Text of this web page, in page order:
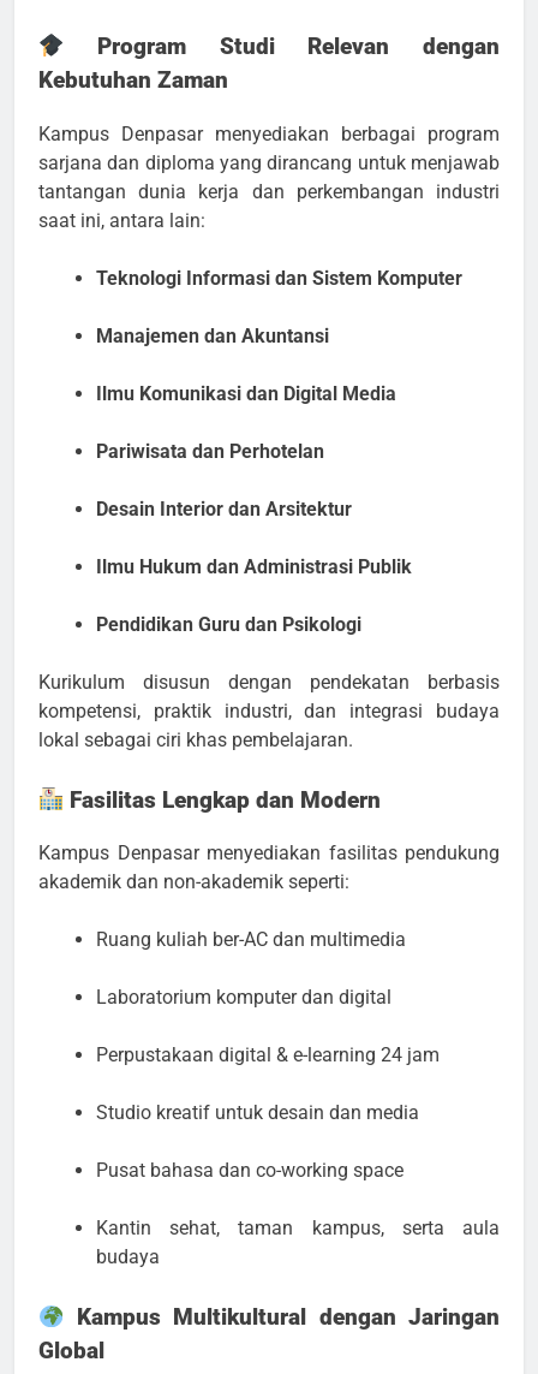
Program Studi Relevan dengan
Kebutuhan Zaman
Kampus Denpasar menyediakan berbagai program
sarjana dan diploma yang dirancang untuk menjawab
tantangan dunia kerja dan perkembangan industri
saat ini, antara lain:
Teknologi Informasi dan Sistem Komputer
Manajemen dan Akuntansi
Ilmu Komunikasi dan Digital Media
Pariwisata dan Perhotelan
Desain Interior dan Arsitektur
Ilmu Hukum dan Administrasi Publik
Pendidikan Guru dan Psikologi
Kurikulum disusun dengan pendekatan berbasis
kompetensi, praktik industri, dan integrasi budaya
lokal sebagai ciri khas pembelajaran.
Fasilitas Lengkap dan Modern
Kampus Denpasar menyediakan fasilitas pendukung
akademik dan non-akademik seperti:
Ruang kuliah ber-AC dan multimedia
Laboratorium komputer dan digital
Perpustakaan digital & e-learning 24 jam
Studio kreatif untuk desain dan media
Pusat bahasa dan co-working space
Kantin sehat, taman kampus, serta aula
budaya
Kampus Multikultural dengan Jaringan
Global